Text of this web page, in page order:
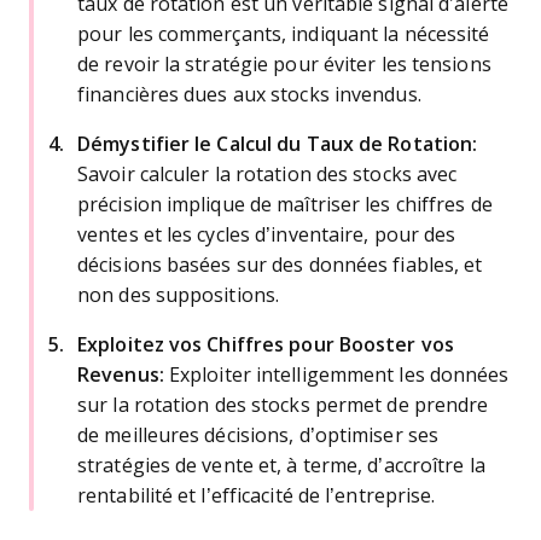
taux de rotation est un véritable signal d’alerte
pour les commerçants, indiquant la nécessité
de revoir la stratégie pour éviter les tensions
financières dues aux stocks invendus.
Démystifier le Calcul du Taux de Rotation:
Savoir calculer la rotation des stocks avec
précision implique de maîtriser les chiffres de
ventes et les cycles d’inventaire, pour des
décisions basées sur des données fiables, et
non des suppositions.
Exploitez vos Chiffres pour Booster vos
Revenus: Exploiter intelligemment les données
sur la rotation des stocks permet de prendre
de meilleures décisions, d’optimiser ses
stratégies de vente et, à terme, d’accroître la
rentabilité et l’efficacité de l’entreprise.